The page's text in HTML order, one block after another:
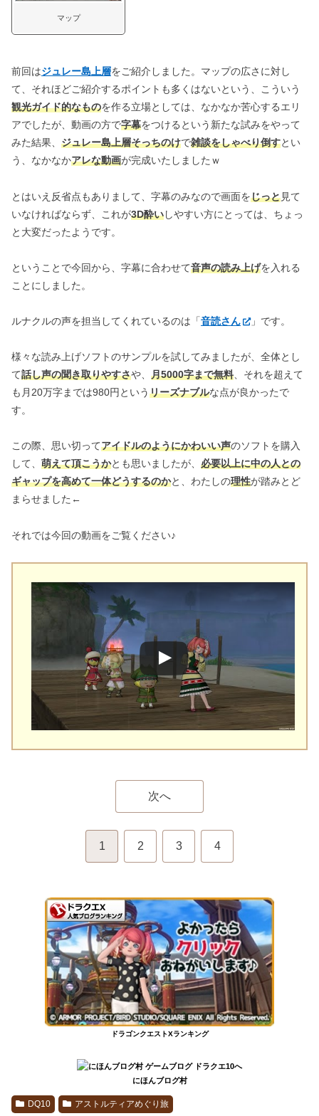
マップ
前回はジュレー島上層をご紹介しました。マップの広さに対し
て、それほどご紹介するポイントも多くはないという、こういう
観光ガイド的なものを作る立場としては、なかなか苦心するエリ
アでしたが、動画の方で字幕をつけるという新たな試みをやって
みた結果、 ジュレー島上層そっちのけで雑談をしゃべり倒すとい
う、なかなかアレな動画が完成いたしましたｗ
とはいえ反省点もありまして、字幕のみなので画面をじっと見て
いなければならず、これが3D酔いしやすい方にとっては、ちょっ
と大変だったようです。
ということで今回から、字幕に合わせて音声の読み上げを入れる
ことにしました。
ルナクルの声を担当してくれているのは「音読さん 」です。
様々な読み上げソフトのサンプルを試してみましたが、全体とし
て話し声の聞き取りやすさや、 月5000字まで無料 、それを超えて
も月20万字までは980円というリーズナブルな点が良かったで
す。
この際、思い切ってアイドルのようにかわいい声のソフトを購入
して、 萌えて頂こうかとも思いましたが、 必要以上に中の人との
ギャップを高めて一体どうするのかと、わたしの理性が踏みとど
まらせました←
それでは今回の動画をご覧ください♪
次へ
1 2 3 4
ドラゴンクエストXランキング
にほんブログ村
DQ10 アストルティアめぐり旅